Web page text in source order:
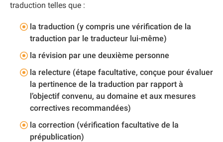
traduction telles que :
la traduction (y compris une vérification de la
traduction par le traducteur lui-même)
la révision par une deuxième personne
la relecture (étape facultative, conçue pour évaluer
la pertinence de la traduction par rapport à
l’objectif convenu, au domaine et aux mesures
correctives recommandées)
la correction (vérification facultative de la
prépublication)